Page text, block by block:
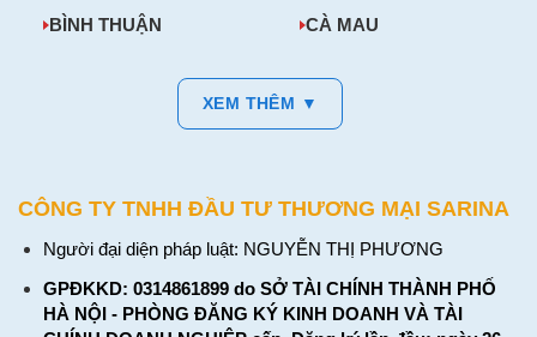
BÌNH THUẬN CÀ MAU
XEM THÊM ▼
CÔNG TY TNHH ĐẦU TƯ THƯƠNG MẠI SARINA
Người đại diện pháp luật: NGUYỄN THỊ PHƯƠNG
GPĐKKD: 0314861899 do SỞ TÀI CHÍNH THÀNH PHỐ
HÀ NỘI - PHÒNG ĐĂNG KÝ KINH DOANH VÀ TÀI